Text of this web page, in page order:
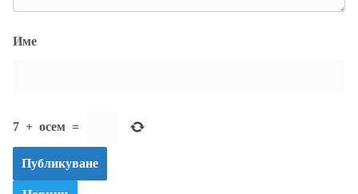
Име
7 + осем =